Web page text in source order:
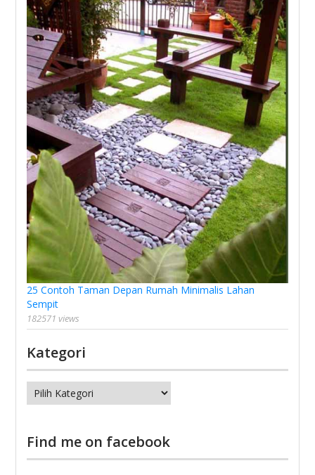
25 Contoh Taman Depan Rumah Minimalis Lahan
Sempit
182571 views
Kategori
Kategori
Find me on facebook